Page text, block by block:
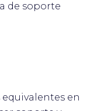
de soporte
en